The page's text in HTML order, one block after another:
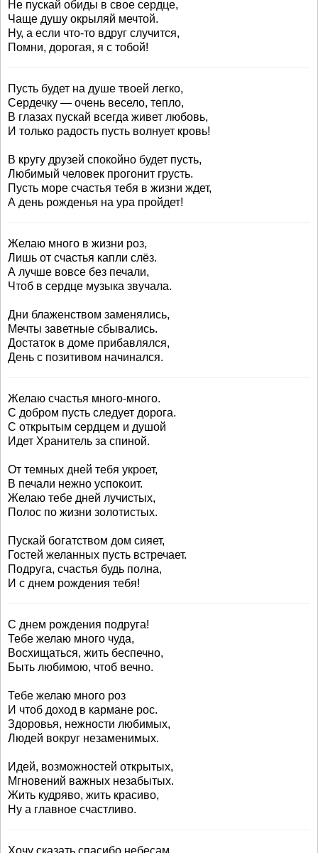
Не пускай обиды в свое сердце,
Чаще душу окрыляй мечтой.
Ну, а если что-то вдруг случится,
Помни, дорогая, я с тобой!
Пусть будет на душе твоей легко,
Сердечку — очень весело, тепло,
В глазах пускай всегда живет любовь,
И только радость пусть волнует кровь!
В кругу друзей спокойно будет пусть,
Любимый человек прогонит грусть.
Пусть море счастья тебя в жизни ждет,
А день рожденья на ура пройдет!
Желаю много в жизни роз,
Лишь от счастья капли слёз.
А лучше вовсе без печали,
Чтоб в сердце музыка звучала.
Дни блаженством заменялись,
Мечты заветные сбывались.
Достаток в доме прибавлялся,
День с позитивом начинался.
Желаю счастья много-много.
С добром пусть следует дорога.
С открытым сердцем и душой
Идет Хранитель за спиной.
От темных дней тебя укроет,
В печали нежно успокоит.
Желаю тебе дней лучистых,
Полос по жизни золотистых.
Пускай богатством дом сияет,
Гостей желанных пусть встречает.
Подруга, счастья будь полна,
И с днем рождения тебя!
С днем рождения подруга!
Тебе желаю много чуда,
Восхищаться, жить беспечно,
Быть любимою, чтоб вечно.
Тебе желаю много роз
И чтоб доход в кармане рос.
Здоровья, нежности любимых,
Людей вокруг незаменимых.
Идей, возможностей открытых,
Мгновений важных незабытых.
Жить кудряво, жить красиво,
Ну а главное счастливо.
Хочу сказать спасибо небесам,